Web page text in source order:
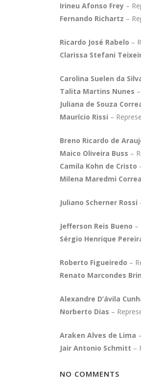
Irineu Afonso Frey –
Fernando Richartz –
Ricardo José Rabelo –
Clarissa Stefani
Carolina Suelen da
Talita Martins Nunes
Juliana de Souza
Maurício Rissi –
Breno Ricardo de
Maico Oliveira Buss –
Camila Kohn de Cristo
Milena Maredmi
Juliano Scherner Rossi
Jefferson Reis Bueno –
Sérgio Henrique
Roberto Figueiredo –
Renato Marcondes
Alexandre D’ávila
Norberto Dias –
Araken Alves de Lima
Jair Antonio Schmitt –
NO COMMENTS